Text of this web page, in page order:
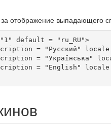
за отображение выпадающего
default = "ru_RU">